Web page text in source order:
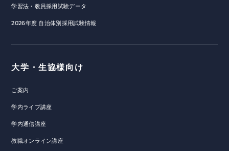
学習法・教員採用試験データ
2026年度 自治体別採用試験情報
大学・生協様向け
ご案内
学内ライブ講座
学内通信講座
教職オンライン講座